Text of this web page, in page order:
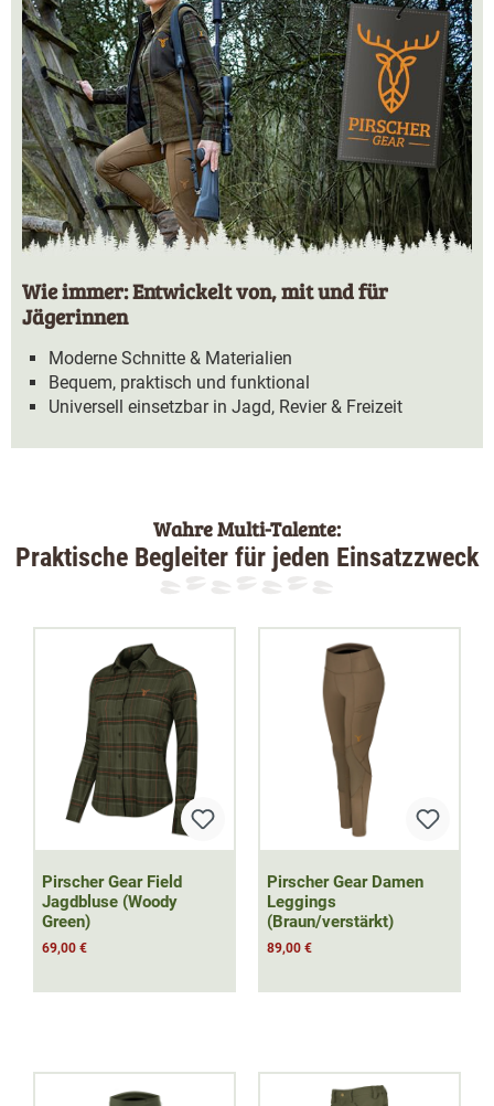
Wie immer: Entwickelt von, mit und für
Jägerinnen
Moderne Schnitte & Materialien
Bequem, praktisch und funktional
Universell einsetzbar in Jagd, Revier & Freizeit
Wahre Multi-Talente:
Praktische Begleiter für jeden Einsatzzweck
Pirscher Gear Field
Jagdbluse (Woody
Green)
69,00 €
Pirscher Gear Damen
Leggings
(Braun/verstärkt)
89,00 €